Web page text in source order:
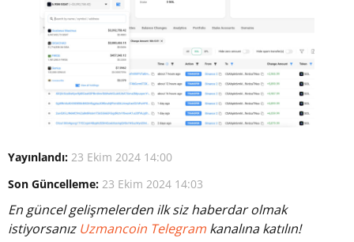
Yayınlandı: 23 Ekim 2024 14:00
Son Güncelleme: 23 Ekim 2024 14:03
En güncel gelişmelerden ilk siz haberdar olmak
istiyorsanız Uzmancoin Telegram kanalına katılın!